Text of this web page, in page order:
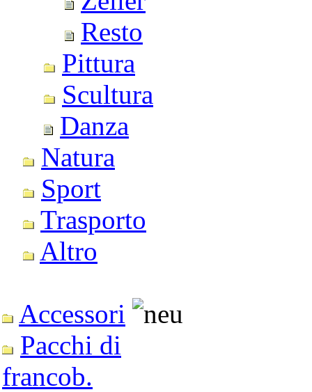
Resto
Pittura
Scultura
Danza
Natura
Sport
Trasporto
Altro
Accessori
Pacchi di
francob.